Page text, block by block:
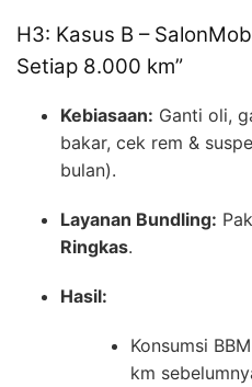
H3: Kasus B –
Setiap 8.000 km”
Kebiasaan: Ganti oli,
bakar, cek rem &
bulan).
Layanan Bundling:
Ringkas.
Hasil:
Konsumsi
km